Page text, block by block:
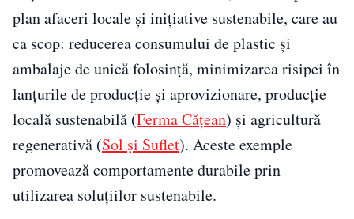
plan afaceri locale și inițiative sustenabile, care au
ca scop: reducerea consumului de plastic și
ambalaje de unică folosință, minimizarea risipei în
lanțurile de producție și aprovizionare, producție
locală sustenabilă (Ferma Cățean) și agricultură
regenerativă (Sol și Suflet). Aceste exemple
promovează comportamente durabile prin
utilizarea soluțiilor sustenabile.